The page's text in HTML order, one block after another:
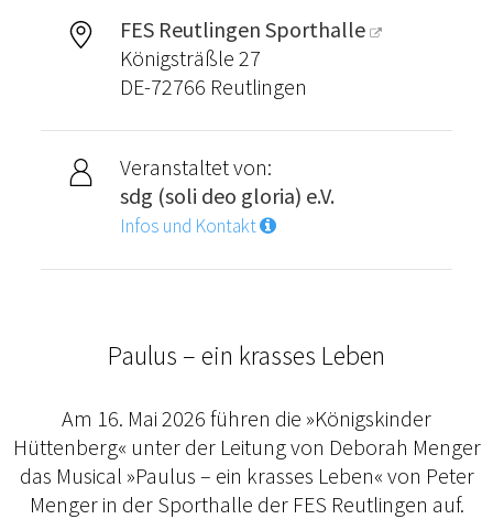
FES Reutlingen Sporthalle
Königsträßle 27
DE-72766 Reutlingen
Veranstaltet von:
sdg (soli deo gloria) e.V.
Infos und Kontakt
Paulus – ein krasses Leben
Am 16. Mai 2026 führen die »Königskinder
Hüttenberg« unter der Leitung von Deborah Menger
das Musical »Paulus – ein krasses Leben« von Peter
Menger in der Sporthalle der FES Reutlingen auf.